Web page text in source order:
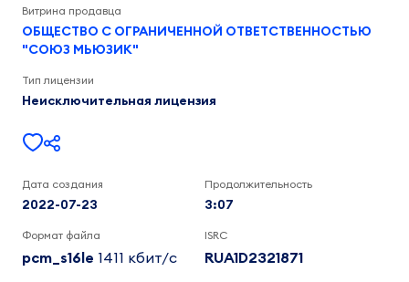
Витрина продавца
ОБЩЕСТВО С ОГРАНИЧЕННОЙ ОТВЕТСТВЕННОСТЬЮ
"СОЮЗ МЬЮЗИК"
Тип лицензии
Неисключительная лицензия
Дата создания
2022-07-23
Продолжительность
3:07
Формат файла
pcm_s16le 1411 кбит/c
ISRC
RUA1D2321871